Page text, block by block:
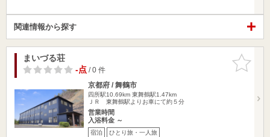
関連情報から探す
お気に入
りに追加
まいづる荘
-点/ 0 件
京都府 / 舞鶴市
四所駅10.69km 東舞鶴駅1.47km
ＪＲ 東舞鶴駅よりお車にて約５分
営業時間
入浴料金 ～
宿泊 ひとり旅・一人旅